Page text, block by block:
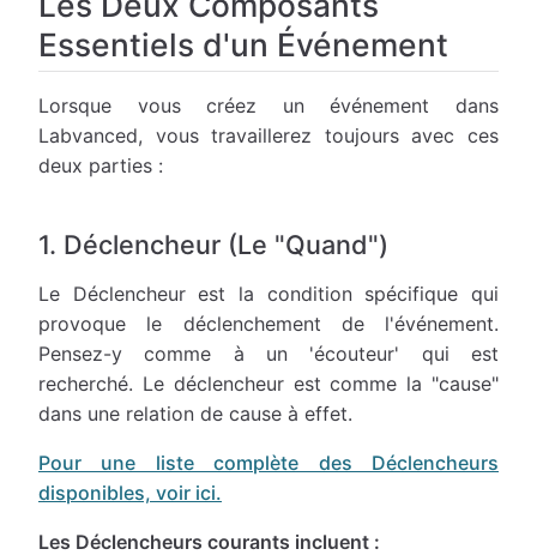
Essentiels d'un Événement
Lorsque vous créez un événement dans
Labvanced, vous travaillerez toujours avec ces
deux parties :
1. Déclencheur (Le "Quand")
Le Déclencheur est la condition spécifique qui
provoque le déclenchement de l'événement.
Pensez-y comme à un 'écouteur' qui est
recherché. Le déclencheur est comme la "cause"
dans une relation de cause à effet.
Pour une liste complète des Déclencheurs
disponibles, voir ici.
Les Déclencheurs courants incluent :